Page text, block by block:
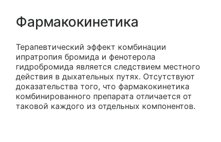
Фармакокинетика
Терапевтический эффект комбинации
ипратропия бромида и фенотерола
гидробромида является следствием местного
действия в дыхательных путях. Отсутствуют
доказательства того, что фармакокинетика
комбинированного препарата отличается от
таковой каждого из отдельных компонентов.